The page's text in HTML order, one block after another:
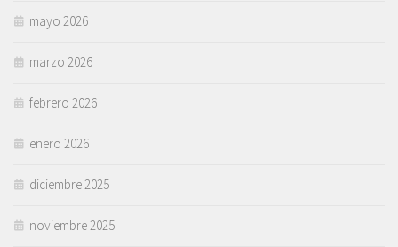
mayo 2026
marzo 2026
febrero 2026
enero 2026
diciembre 2025
noviembre 2025